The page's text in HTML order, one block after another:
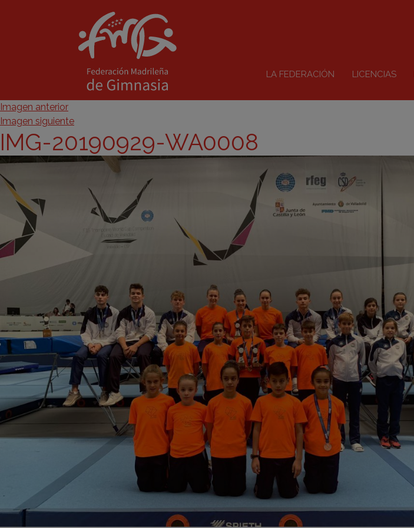
LA FEDERACIÓN LICENCIAS
Imagen anterior
Imagen siguiente
IMG-20190929-WA0008